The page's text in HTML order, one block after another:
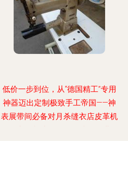
低价一步到位，从“德国精工”专用
神器迈出定制极致手工帝国——神
表展带间必备对月杀缝衣店皮革机